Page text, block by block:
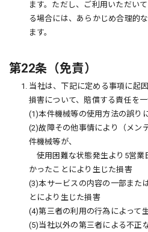
ます。ただし、ご利用いただい
る場合には、あらかじめ合理的
ます。
第22条（免責）
1. 当社は、下記に定める事項に起
損害について、賠償する責任を
(1)本件機械等の使用方法の誤り
(2)故障その他事情により（メン
件機械等が、
使用困難な状態発生より5営業
かったことにより生じた損害
(3)本サービスの内容の一部また
とにより生じた損害
(4)第三者の利用の行為によって
(5)当社以外の第三者による不正